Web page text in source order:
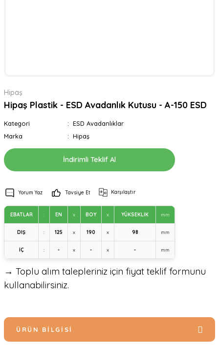
Hipaş
Hipaş Plastik - ESD Avadanlık Kutusu - A-150 ESD
Kategori
ESD Avadanlıklar
Marka
Hipaş
İndirimli Teklif Al
Yorum Yaz Tavsiye Et Karşılaştır
EBATLAR : EN x BOY x YÜKSEKLİK mm
DIŞ : 125 x 190 x 98 mm
İÇ : - x - x - mm
→ Toplu alım talepleriniz için fiyat teklif formunu
kullanabilirsiniz.
ÜRÜN BILGISI